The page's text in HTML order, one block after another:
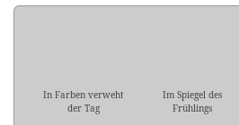
In Farben verweht
der Tag
Im Spiegel des
Frühlings